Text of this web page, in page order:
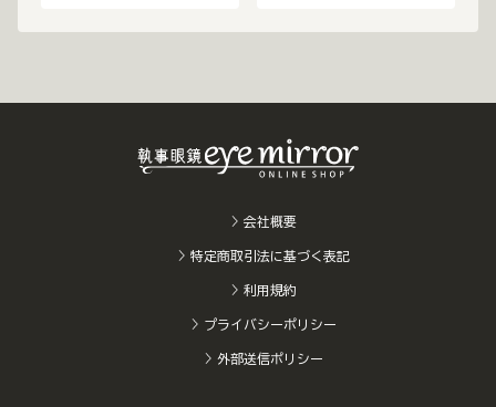
会社概要
特定商取引法に基づく表記
利用規約
プライバシーポリシー
外部送信ポリシー